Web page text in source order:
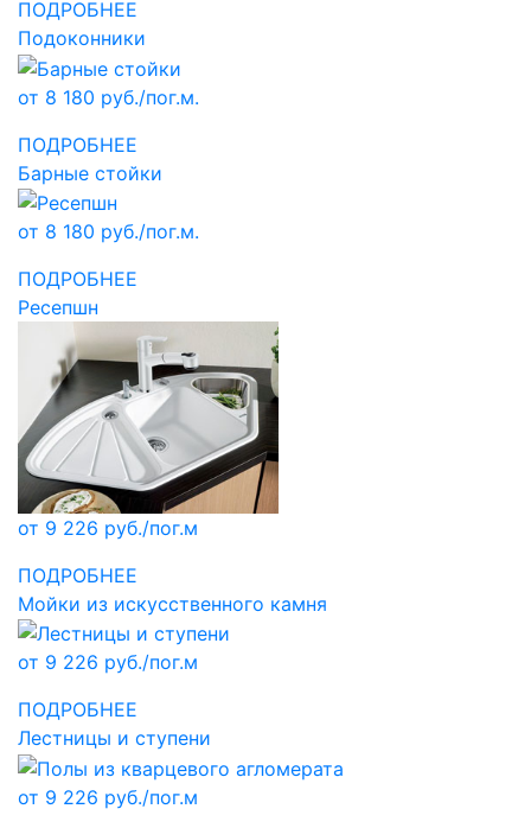
ПОДРОБНЕЕ
Подоконники
от 8 180 руб./пог.м.
ПОДРОБНЕЕ
Барные стойки
от 8 180 руб./пог.м.
ПОДРОБНЕЕ
Ресепшн
от 9 226 руб./пог.м
ПОДРОБНЕЕ
Мойки из искусственного камня
от 9 226 руб./пог.м
ПОДРОБНЕЕ
Лестницы и ступени
от 9 226 руб./пог.м